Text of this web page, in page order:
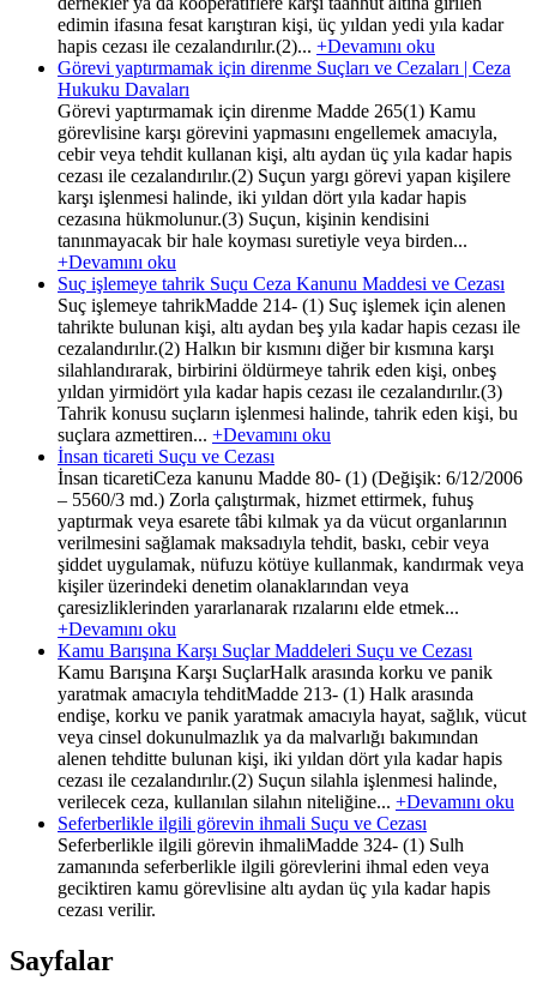
edimin ifasına fesat karıştıran kişi, üç yıldan yedi yıla kadar
hapis cezası ile cezalandırılır.(2)... +Devamını oku
Görevi yaptırmamak için direnme Suçları ve Cezaları | Ceza
Hukuku Davaları
Görevi yaptırmamak için direnme Madde 265(1) Kamu
görevlisine karşı görevini yapmasını engellemek amacıyla,
cebir veya tehdit kullanan kişi, altı aydan üç yıla kadar hapis
cezası ile cezalandırılır.(2) Suçun yargı görevi yapan kişilere
karşı işlenmesi halinde, iki yıldan dört yıla kadar hapis
cezasına hükmolunur.(3) Suçun, kişinin kendisini
tanınmayacak bir hale koyması suretiyle veya birden...
+Devamını oku
Suç işlemeye tahrik Suçu Ceza Kanunu Maddesi ve Cezası
Suç işlemeye tahrikMadde 214- (1) Suç işlemek için alenen
tahrikte bulunan kişi, altı aydan beş yıla kadar hapis cezası ile
cezalandırılır.(2) Halkın bir kısmını diğer bir kısmına karşı
silahlandırarak, birbirini öldürmeye tahrik eden kişi, onbeş
yıldan yirmidört yıla kadar hapis cezası ile cezalandırılır.(3)
Tahrik konusu suçların işlenmesi halinde, tahrik eden kişi, bu
suçlara azmettiren... +Devamını oku
İnsan ticareti Suçu ve Cezası
İnsan ticaretiCeza kanunu Madde 80- (1) (Değişik: 6/12/2006
– 5560/3 md.) Zorla çalıştırmak, hizmet ettirmek, fuhuş
yaptırmak veya esarete tâbi kılmak ya da vücut organlarının
verilmesini sağlamak maksadıyla tehdit, baskı, cebir veya
şiddet uygulamak, nüfuzu kötüye kullanmak, kandırmak veya
kişiler üzerindeki denetim olanaklarından veya
çaresizliklerinden yararlanarak rızalarını elde etmek...
+Devamını oku
Kamu Barışına Karşı Suçlar Maddeleri Suçu ve Cezası
Kamu Barışına Karşı SuçlarHalk arasında korku ve panik
yaratmak amacıyla tehditMadde 213- (1) Halk arasında
endişe, korku ve panik yaratmak amacıyla hayat, sağlık, vücut
veya cinsel dokunulmazlık ya da malvarlığı bakımından
alenen tehditte bulunan kişi, iki yıldan dört yıla kadar hapis
cezası ile cezalandırılır.(2) Suçun silahla işlenmesi halinde,
verilecek ceza, kullanılan silahın niteliğine... +Devamını oku
Seferberlikle ilgili görevin ihmali Suçu ve Cezası
Seferberlikle ilgili görevin ihmaliMadde 324- (1) Sulh
zamanında seferberlikle ilgili görevlerini ihmal eden veya
geciktiren kamu görevlisine altı aydan üç yıla kadar hapis
cezası verilir.
Sayfalar